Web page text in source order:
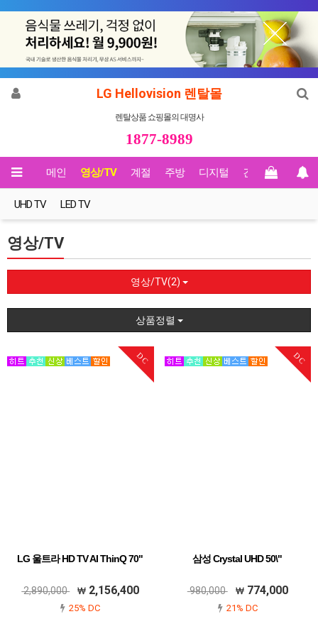
LG Hellovision 렌탈몰
렌탈상품 쇼핑몰의 대명사
1877-8989
메인 영상/TV 계절 주방 디지털 건강 Biz렌탈
UHD TV LED TV
영상/TV
영상/TV(2)
상품정렬
DC
LG 울트라 HD TV AI ThinQ 70"
2,890,000 2,156,400
25% DC
DC
삼성 Crystal UHD 50\"
980,000 774,000
21% DC